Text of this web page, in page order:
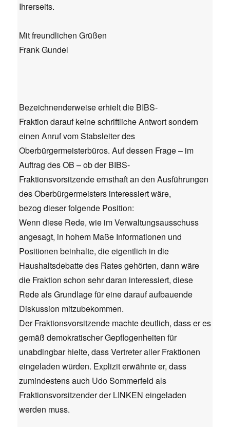
Ihrerseits.
Mit freundlichen Grüßen
Frank Gundel
Bezeichnenderweise erhielt die BIBS-
Fraktion darauf keine schriftliche Antwort sondern
einen Anruf vom Stabsleiter des
Oberbürgermeisterbüros. Auf dessen Frage – im
Auftrag des OB – ob der BIBS-
Fraktionsvorsitzende ernsthaft an den Ausführungen
des Oberbürgermeisters interessiert wäre,
bezog dieser folgende Position:
Wenn diese Rede, wie im Verwaltungsausschuss
angesagt, in hohem Maße Informationen und
Positionen beinhalte, die eigentlich in die
Haushaltsdebatte des Rates gehörten, dann wäre
die Fraktion schon sehr daran interessiert, diese
Rede als Grundlage für eine darauf aufbauende
Diskussion mitzubekommen.
Der Fraktionsvorsitzende machte deutlich, dass er es
gemäß demokratischer Gepflogenheiten für
unabdingbar hielte, dass Vertreter aller Fraktionen
eingeladen würden. Explizit erwähnte er, dass
zumindestens auch Udo Sommerfeld als
Fraktionsvorsitzender der LINKEN eingeladen
werden muss.